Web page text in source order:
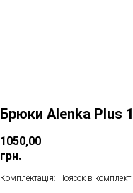
Брюки Alenka Plus
1050,00
грн.
Комплектація: Поясок в комплекті